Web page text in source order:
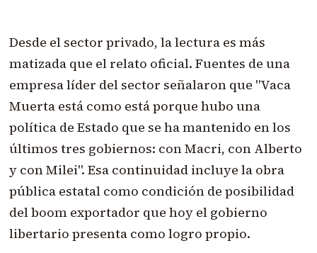
Desde el sector privado, la lectura es más
matizada que el relato oficial. Fuentes de una
empresa líder del sector señalaron que "Vaca
Muerta está como está porque hubo una
política de Estado que se ha mantenido en los
últimos tres gobiernos: con Macri, con Alberto
y con Milei". Esa continuidad incluye la obra
pública estatal como condición de posibilidad
del boom exportador que hoy el gobierno
libertario presenta como logro propio.